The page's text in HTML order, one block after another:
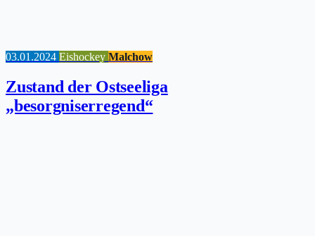
03.01.2024 Eishockey Malchow
Zustand der Ostseeliga
„besorgniserregend“